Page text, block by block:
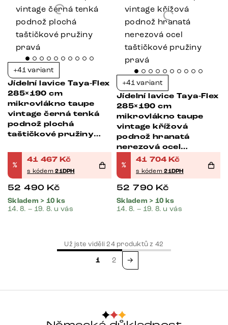
+41 variant
Jídelní lavice Taya-Flex
285×190 cm
mikrovlákno taupe
vintage černá tenká
podnož plochá
taštičkové pružiny
%
41 467 Kč
s kódem21DPH
52 490 Kč
Skladem > 10 ks
14. 8. – 19. 8. u vás
+41 variant
Jídelní lavice Taya-Flex
285×190 cm
mikrovlákno taupe
vintage křížová
podnož hranatá
nerezová ocel
taštičkové pružiny
pravá
%
41 704 Kč
s kódem21DPH
52 790 Kč
Skladem > 10 ks
14. 8. – 19. 8. u vás
Už jste viděli24produktů z42
1 2 →